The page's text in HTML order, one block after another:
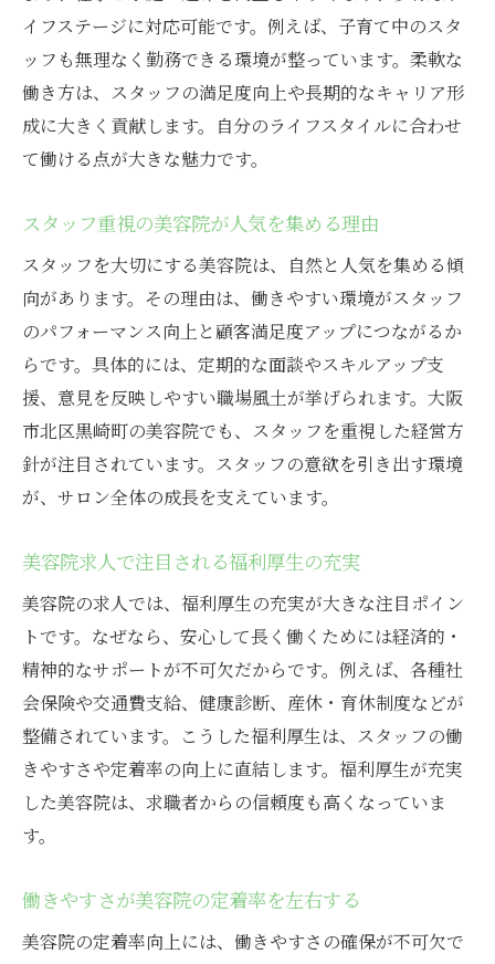
イフステージに対応可能です。例えば、子育て中のスタ
ッフも無理なく勤務できる環境が整っています。柔軟な
働き方は、スタッフの満足度向上や長期的なキャリア形
成に大きく貢献します。自分のライフスタイルに合わせ
て働ける点が大きな魅力です。
スタッフ重視の美容院が人気を集める理由
スタッフを大切にする美容院は、自然と人気を集める傾
向があります。その理由は、働きやすい環境がスタッフ
のパフォーマンス向上と顧客満足度アップにつながるか
らです。具体的には、定期的な面談やスキルアップ支
援、意見を反映しやすい職場風土が挙げられます。大阪
市北区黒崎町の美容院でも、スタッフを重視した経営方
針が注目されています。スタッフの意欲を引き出す環境
が、サロン全体の成長を支えています。
美容院求人で注目される福利厚生の充実
美容院の求人では、福利厚生の充実が大きな注目ポイン
トです。なぜなら、安心して長く働くためには経済的・
精神的なサポートが不可欠だからです。例えば、各種社
会保険や交通費支給、健康診断、産休・育休制度などが
整備されています。こうした福利厚生は、スタッフの働
きやすさや定着率の向上に直結します。福利厚生が充実
した美容院は、求職者からの信頼度も高くなっていま
す。
働きやすさが美容院の定着率を左右する
美容院の定着率向上には、働きやすさの確保が不可欠で